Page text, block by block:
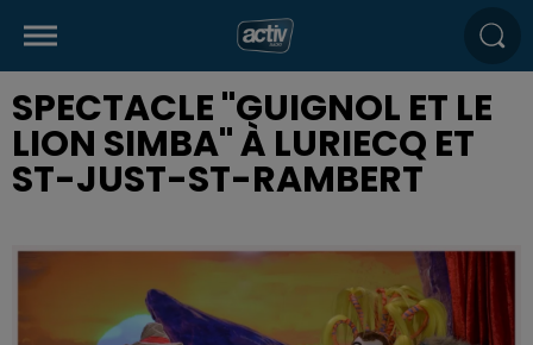
SPECTACLE "GUIGNOL ET LE
LION SIMBA" À LURIECQ ET
ST-JUST-ST-RAMBERT